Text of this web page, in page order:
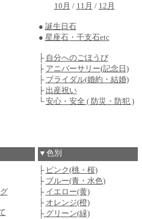
10月 / 11月 / 12月
● 誕生日石
● 星座石・干支石etc
├ 自分へのごほうび
├ アニバーサリー(記念日)
├ ブライダル(婚約・結婚)
├出産祝い
└安心・安全 ( 防災・防犯 )
▼色別
├ ピンク(桃・桜)
├ ブルー(青・水色)
├ イエロー(黄)
├ オレンジ(橙)
├グリーン(緑)